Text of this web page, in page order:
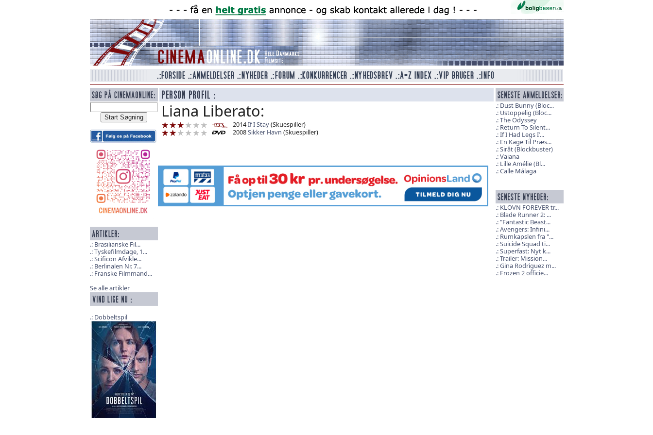
Brasilianske Fil...
Tyskefilmdage, 1...
Scificon Afvikle...
Berlinalen Nr. 7...
Franske Filmmand...
Se alle artikler
Dobbeltspil
Liana Liberato:
2014If I Stay(Skuespiller)
2008Sikker Havn (Skuespiller)
Dust Bunny (Bloc...
Ustoppelig (Bloc...
The Odyssey
Return To Silent...
If I Had Legs I’...
En Kage Til Præs...
Sirât (Blockbuster)
Vaiana
Lille Amélie (Bl...
Calle Málaga
KLOVN FOREVER tr...
Blade Runner 2: ...
"Fantastic Beast...
Avengers: Infini...
Rumkapslen fra "...
Suicide Squad ti...
Superfast: Nyt k...
Trailer: Mission...
Gina Rodriguez m...
Frozen 2 officie...